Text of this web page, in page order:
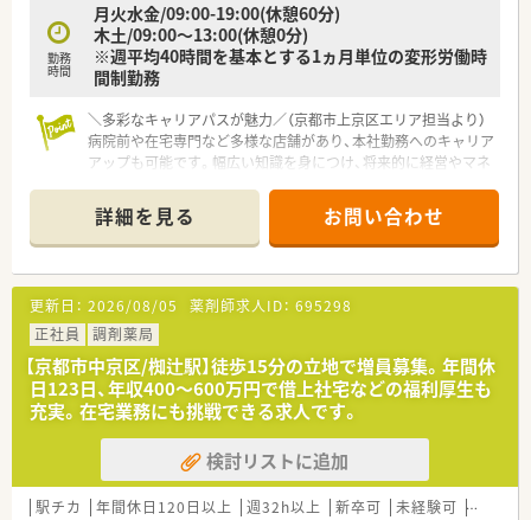
勤務
時間
月火水金/09:00-19:00(休憩60分)
木土/09:00～13:00(休憩0分)
※週平均40時間を基本とする1ヵ月単位の変形労働時
間制勤務
＼多彩なキャリアパスが魅力／（京都市上京区エリア担当より）
病院前や在宅専門など多様な店舗があり、本社勤務へのキャリア
アップも可能です。幅広い知識を身につけ、将来的に経営やマネ
＊------------------------------------------＊
【店舗情報と応需状況について】
■京都市営地下鉄東西線の二条城前駅から徒歩5分とアクセス良
好な立地にある調剤薬局です。
■主に近隣のクリニックから内科と泌尿器科の処方箋を1日平均
15枚から20枚ほど応需しています。
■少人数体制の店舗ですが、近隣店舗との連携体制が整っており
安心して業務に取り組める環境です。
【法人特徴について】
■京都府をメインに100店舗以上出店している、創業70年以上の
歴史を持つ大手調剤薬局チェーン様です。
■約9割の店舗で在宅訪問業務を実施しており、高度在宅医療や
ターミナルケアに必要な体制も整えています。
■店舗をドミナント展開しており、ブロック毎で応援など助け合
詳細を見る お問い合わせ
更新日： 2026/08/05 薬剤師求人ID： 695298
正社員
調剤薬局
【京都市中京区/椥辻駅】徒歩15分の立地で増員募集。年間休
日123日、年収400〜600万円で借上社宅などの福利厚生も
充実。在宅業務にも挑戦できる求人です。
検討リストに追加
駅チカ 年間休日120日以上 週32h以上 新卒可 未経験可 ブラン